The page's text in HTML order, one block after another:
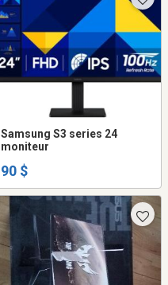
Samsung S3 series 24
moniteur
90 $